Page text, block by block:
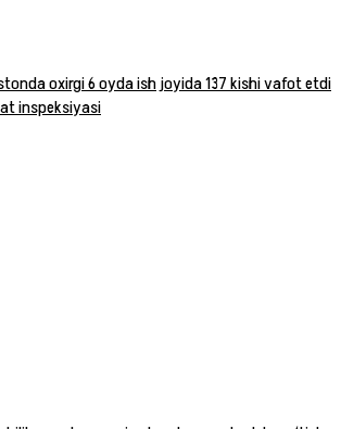
oxirgi 6 oyda ish joyida 137 kishi vafot etdi
inspeksiyasi